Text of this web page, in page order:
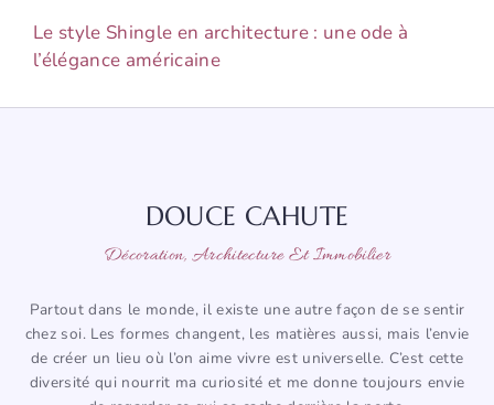
Le style Shingle en architecture : une ode à
l’élégance américaine
DOUCE CAHUTE
Décoration, Architecture Et Immobilier
Partout dans le monde, il existe une autre façon de se sentir
chez soi. Les formes changent, les matières aussi, mais l’envie
de créer un lieu où l’on aime vivre est universelle. C’est cette
diversité qui nourrit ma curiosité et me donne toujours envie